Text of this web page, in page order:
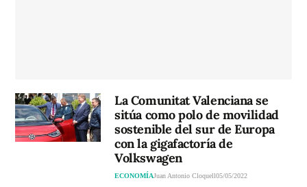
La Comunitat Valenciana se
sitúa como polo de movilidad
sostenible del sur de Europa
con la gigafactoría de
Volkswagen
ECONOMÍAJuan Antonio Cloquell05/05/2022